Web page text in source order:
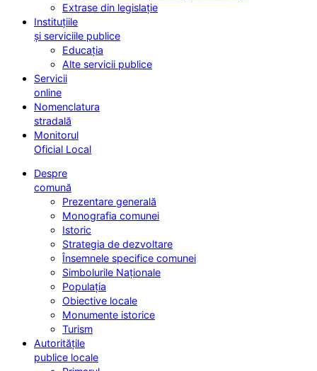
Extrase din legislație
Instituțiile
și serviciile publice
Educația
Alte servicii publice
Servicii
online
Nomenclatura
stradală
Monitorul
Oficial Local
Despre
comună
Prezentare generală
Monografia comunei
Istoric
Strategia de dezvoltare
Însemnele specifice comunei
Simbolurile Naționale
Populația
Obiective locale
Monumente istorice
Turism
Autoritățile
publice locale